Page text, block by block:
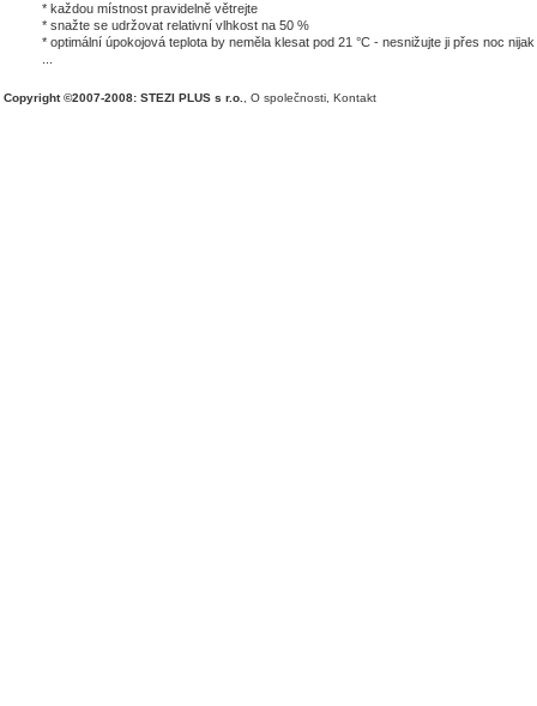
* každou místnost pravidelně větrejte
* snažte se udržovat relativní vlhkost na 50 %
* optimální úpokojová teplota by neměla klesat pod 21 °C - nesnižujte ji přes noc nijak
Copyright ©2007-2008: STEZI PLUS s r.o. O společnosti Kontakt